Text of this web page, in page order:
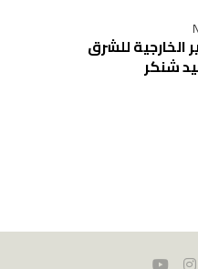
الخارجية للشرق
شنكر